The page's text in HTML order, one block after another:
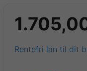
Rentefri lån til dit